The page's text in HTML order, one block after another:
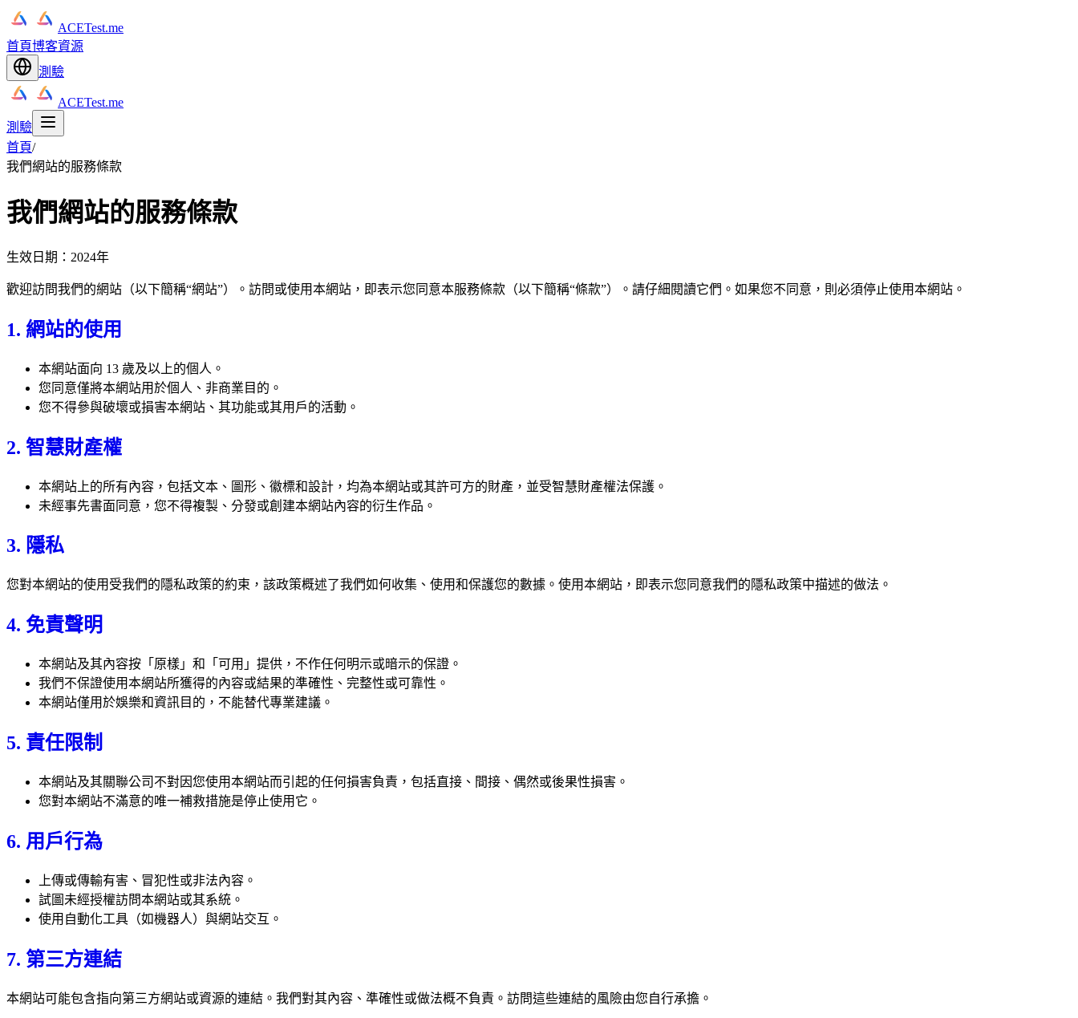
ACETest.me
首頁博客資源
測驗
ACETest.me
測驗
首頁/
我們網站的服務條款
我們網站的服務條款
生效日期：2024年
歡迎訪問我們的網站（以下簡稱“網站”）。訪問或使用本網站，即表示您同意本服務條款（以下簡稱“條款”）。請仔細閱讀它們。如果您不同意，則必須停止使用本網站。
1. 網站的使用
本網站面向 13 歲及以上的個人。
您同意僅將本網站用於個人、非商業目的。
您不得參與破壞或損害本網站、其功能或其用戶的活動。
2. 智慧財產權
本網站上的所有內容，包括文本、圖形、徽標和設計，均為本網站或其許可方的財產，並受智慧財產權法保護。
未經事先書面同意，您不得複製、分發或創建本網站內容的衍生作品。
3. 隱私
您對本網站的使用受我們的隱私政策的約束，該政策概述了我們如何收集、使用和保護您的數據。使用本網站，即表示您同意我們的隱私政策中描述的做法。
4. 免責聲明
本網站及其內容按「原樣」和「可用」提供，不作任何明示或暗示的保證。
我們不保證使用本網站所獲得的內容或結果的準確性、完整性或可靠性。
本網站僅用於娛樂和資訊目的，不能替代專業建議。
5. 責任限制
本網站及其關聯公司不對因您使用本網站而引起的任何損害負責，包括直接、間接、偶然或後果性損害。
您對本網站不滿意的唯一補救措施是停止使用它。
6. 用戶行為
上傳或傳輸有害、冒犯性或非法內容。
試圖未經授權訪問本網站或其系統。
使用自動化工具（如機器人）與網站交互。
7. 第三方連結
本網站可能包含指向第三方網站或資源的連結。我們對其內容、準確性或做法概不負責。訪問這些連結的風險由您自行承擔。